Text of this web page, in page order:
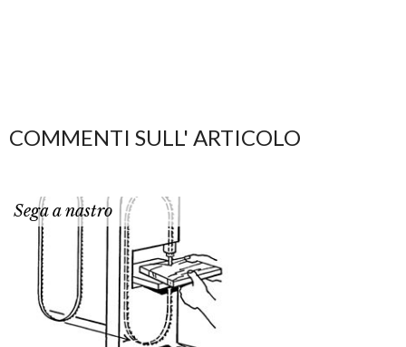
COMMENTI SULL' ARTICOLO
Sega a nastro